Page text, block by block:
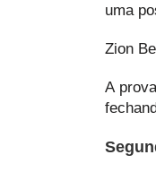
uma
Zion
A